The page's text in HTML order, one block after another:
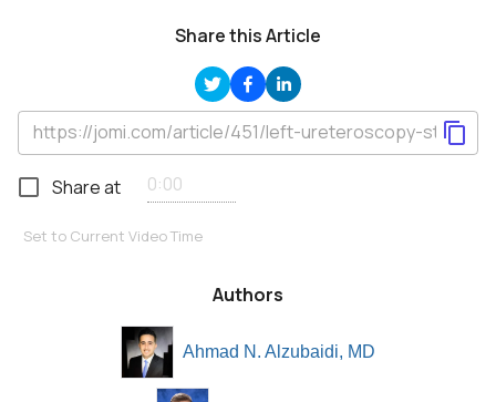
Share this Article
Share at
Set to Current Video Time
Authors
Ahmad N. Alzubaidi, MD